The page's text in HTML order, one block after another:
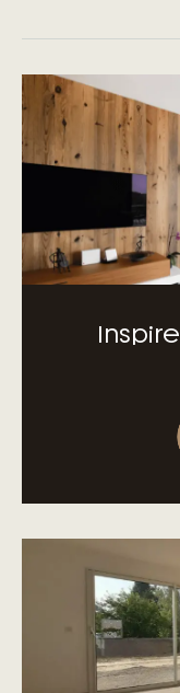
prestations
– Matériaux
en vigueur
–
l’acquisition
–